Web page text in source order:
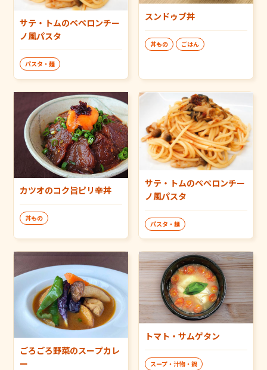
サテ・トムのペペロンチー
ノ風パスタ
パスタ・麺
スンドゥブ丼
丼もの ごはん
カツオのコク旨ピリ辛丼
丼もの
サテ・トムのペペロンチー
ノ風パスタ
パスタ・麺
ごろごろ野菜のスープカレ
ー
トマト・サムゲタン
スープ・汁物・鍋